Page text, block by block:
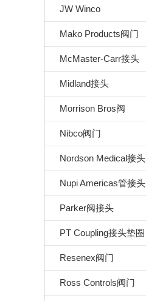
JW Winco
Mako Products阀门
McMaster-Carr接头
Midland接头
Morrison Bros阀
Nibco阀门
Nordson Medical接头
Nupi Americas管接头
Parker阀接头
PT Coupling接头垫圈
Resenex阀门
Ross Controls阀门